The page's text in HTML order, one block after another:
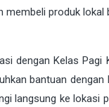
produk lokal
dengan Kelas
bantuan
langsung ke lokasi